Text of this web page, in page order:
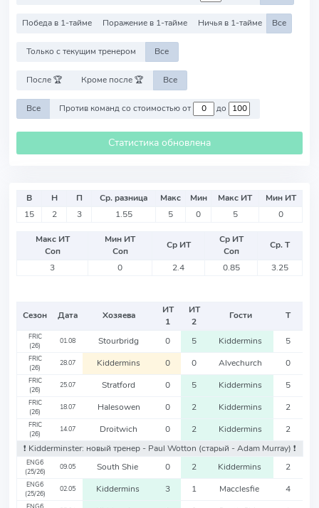
Победа в 1-тайме Поражение в 1-тайме Ничья в 1-тайме Все
Только с текущим тренером Все
После 🏆 Кроме после 🏆 Все
Все Против команд со стоимостью от до
Статистика обновлена
В Н П Ср. разница Макс Мин Макс ИТ
Мин ИТ
15
2 3 1.55 5 0 5 0
Макс ИТ
Соп
Мин ИТ
Соп
Ср ИТ
Ср ИТ
Соп
Ср. Т
3
0 2.4 0.85 3.25
Сезон Дата Хозяева
ИТ
1
ИТ
2
Гости Т
FRIC
(26)
01.08 Stourbridg 0 5 Kiddermins 5
FRIC
(26)
28.07 Kiddermins 0 0 Alvechurch 0
FRIC
(26)
25.07 Stratford 0 5 Kiddermins 5
FRIC
(26)
18.07 Halesowen 0 2 Kiddermins 2
FRIC
(26)
14.07 Droitwich 0 2 Kiddermins
2
❗️ Kidderminster: новый тренер - Paul Wotton (старый - Adam Murray) ❗️
ENG6
(25/26)
09.05 South Shie 0 2 Kiddermins 2
ENG6
(25/26)
02.05 Kiddermins 3 1 Macclesfie 4